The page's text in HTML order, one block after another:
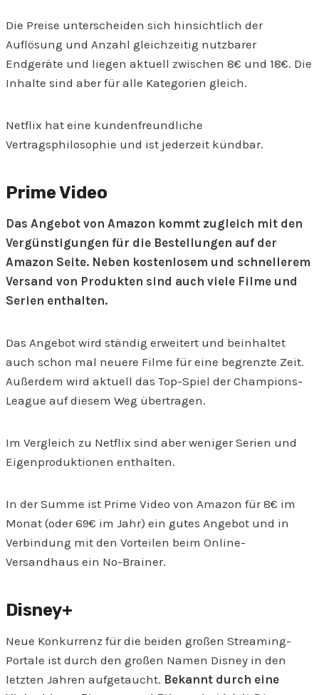
Die Preise unterscheiden sich hinsichtlich der
Auflösung und Anzahl gleichzeitig nutzbarer
Endgeräte und liegen aktuell zwischen 8€ und 18€. Die
Inhalte sind aber für alle Kategorien gleich.
Netflix hat eine kundenfreundliche
Vertragsphilosophie und ist jederzeit kündbar.
Prime Video
Das Angebot von Amazon kommt zugleich mit den
Vergünstigungen für die Bestellungen auf der
Amazon Seite. Neben kostenlosem und schnellerem
Versand von Produkten sind auch viele Filme und
Serien enthalten.
Das Angebot wird ständig erweitert und beinhaltet
auch schon mal neuere Filme für eine begrenzte Zeit.
Außerdem wird aktuell das Top-Spiel der Champions-
League auf diesem Weg übertragen.
Im Vergleich zu Netflix sind aber weniger Serien und
Eigenproduktionen enthalten.
In der Summe ist Prime Video von Amazon für 8€ im
Monat (oder 69€ im Jahr) ein gutes Angebot und in
Verbindung mit den Vorteilen beim Online-
Versandhaus ein No-Brainer.
Disney+
Neue Konkurrenz für die beiden großen Streaming-
Portale ist durch den großen Namen Disney in den
letzten Jahren aufgetaucht. Bekannt durch eine